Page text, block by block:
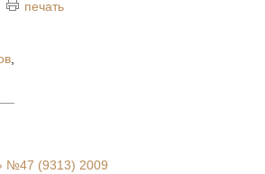
печать
№47 (9313) 2009